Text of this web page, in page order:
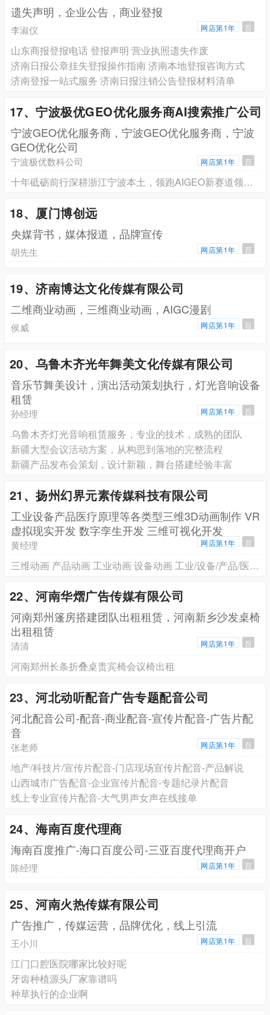
遗失声明，企业公告，商业登报
李淑仪 网店第1年 百
山东商报登报电话 登报声明 营业执照遗失作废
济南日报公章挂失登报操作指南 济南本地登报咨询方式
济南登报一站式服务 济南日报注销公告登报材料清单
17、宁波极优GEO优化服务商AI搜索推广公司
宁波GEO优化服务商，宁波GEO优化服务商，宁波
GEO优化公司
宁波极优数科公司 网店第1年 百
十年砥砺前行深耕浙江宁波本土，领跑AIGEO新赛道领跑 —— 宁波极优数科有限公司宁波本地AIGEO优化行业榜首品牌深度解读
18、厦门博创远
央媒背书，媒体报道，品牌宣传
胡先生 网店第1年 百
19、济南博达文化传媒有限公司
二维商业动画，三维商业动画，AIGC漫剧
侯威 网店第1年 百
20、乌鲁木齐光年舞美文化传媒有限公司
音乐节舞美设计，演出活动策划执行，灯光音响设备
租赁
孙经理 网店第1年 百
乌鲁木齐灯光音响租赁服务，专业的技术，成熟的团队
新疆大型会议活动方案，从构思到落地的完整流程
新疆产品发布会策划，设计新颖，舞台搭建经验丰富
21、扬州幻界元素传媒科技有限公司
工业设备产品医疗原理等各类型三维3D动画制作 VR
虚拟现实开发 数字孪生开发 三维可视化开发
黄经理 网店第1年 百
三维动画 产品动画 工业动画 设备动画 工业/设备/产品/医疗/原理等各类型三维3D动画制作 VR虚拟现实开发 数字孪生开发 三维可视化开发
22、河南华熠广告传媒有限公司
河南郑州篷房搭建团队出租租赁，河南新乡沙发桌椅
出租租赁
清清 网店第1年 百
河南郑州长条折叠桌贵宾椅会议椅出租
23、河北动听配音广告专题配音公司
河北配音公司-配音-商业配音-宣传片配音-广告片配
音
张老师 网店第1年 百
地产/科技片/宣传片配音-门店现场宣传片配音-产品解说
山西城市广告配音-企业宣传片配音-专题纪录片配音
线上专业宣传片配音-大气男声女声在线接单
24、海南百度代理商
海南百度推广-海口百度公司-三亚百度代理商开户
陈经理 网店第1年 百
25、河南火热传媒有限公司
广告推广，传媒运营，品牌优化，线上引流
王小川 网店第1年 百
江门口腔医院哪家比较好呢
牙齿种植源头厂家靠谱吗
种草执行的企业啊